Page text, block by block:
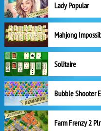
Lady Popular
Mahjong
Solitaire